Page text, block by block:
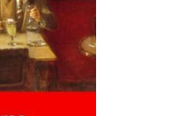
/ DÉTAILS